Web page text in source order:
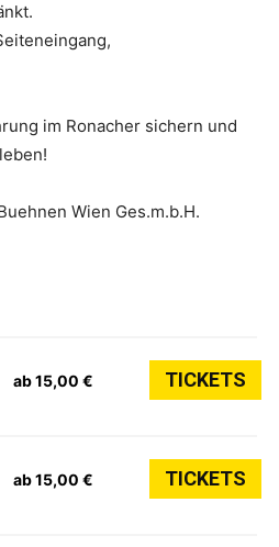
im Ronacher sichern und
Wien Ges.m.b.H.
ab 15,00 € TICKETS
ab 15,00 € TICKETS